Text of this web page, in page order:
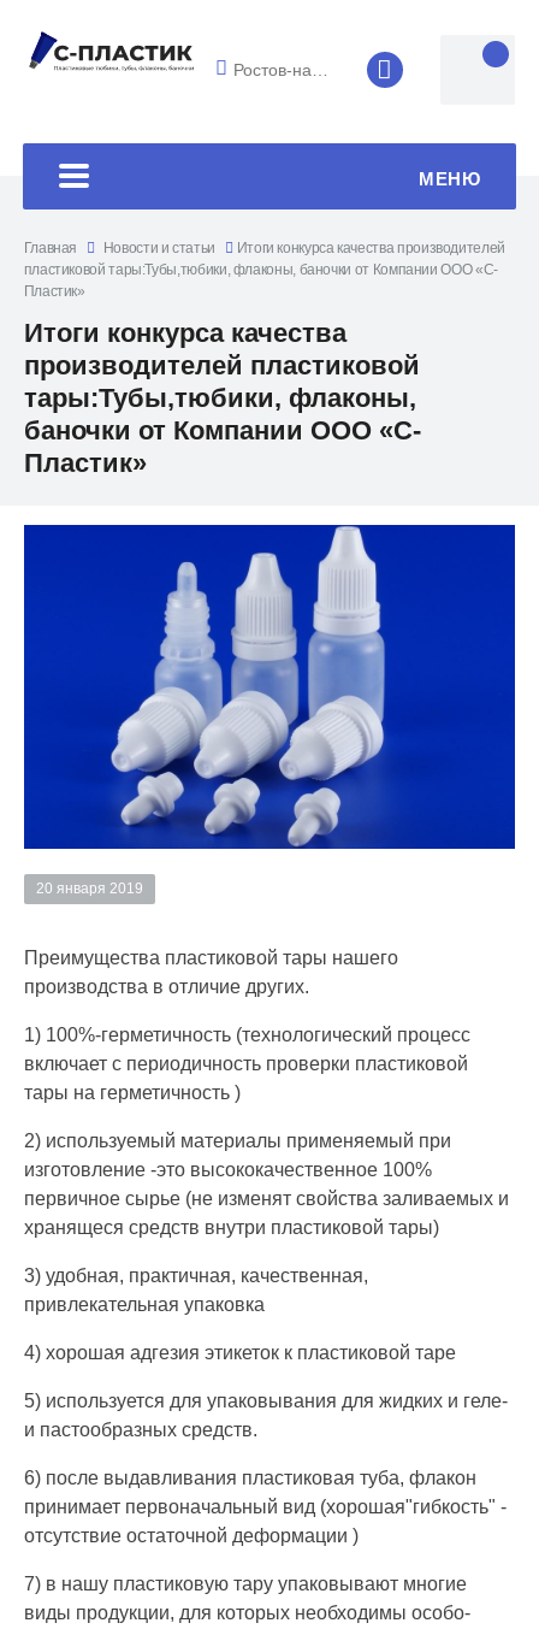
Ростов-на-Дону 8 (4852) 33-
МЕНЮ
Главная Новости и статьи
Итоги конкурса качества производителей
пластиковой тары:Тубы,тюбики, флаконы, баночки от Компании ООО «С-
Пластик»
Итоги конкурса качества
производителей пластиковой
тары:Тубы,тюбики, флаконы,
баночки от Компании ООО «С-
Пластик»
20 января 2019
Преимущества пластиковой тары нашего
производства в отличие других.
1) 100%-герметичность (технологический процесс
включает с периодичность проверки пластиковой
тары на герметичность )
2) используемый материалы применяемый при
изготовление -это высококачественное 100%
первичное сырье (не изменят свойства заливаемых и
хранящеся средств внутри пластиковой тары)
3) удобная, практичная, качественная,
привлекательная упаковка
4) хорошая адгезия этикеток к пластиковой таре
5) используется для упаковывания для жидких и геле-
и пастообразных средств.
6) после выдавливания пластиковая туба, флакон
принимает первоначальный вид (хорошая"гибкость" -
отсутствие остаточной деформации )
7) в нашу пластиковую тару упаковывают многие
виды продукции, для которых необходимы особо-